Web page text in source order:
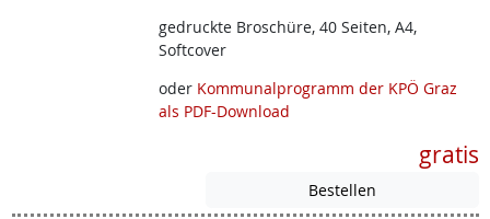
gedruckte Broschüre, 40 Seiten, A4,
Softcover
oder Kommunalprogramm der KPÖ Graz
als PDF-Download
gratis